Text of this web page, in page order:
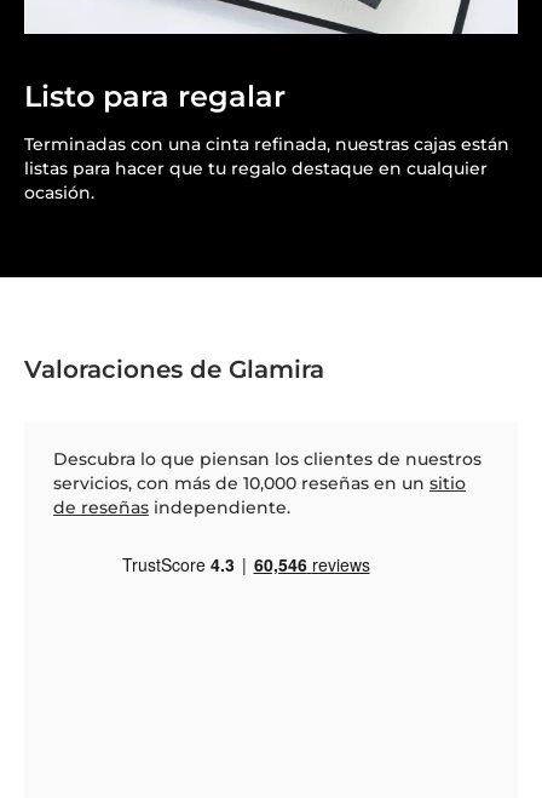
Listo para regalar
Terminadas con una cinta refinada, nuestras cajas están
listas para hacer que tu regalo destaque en cualquier
ocasión.
Valoraciones de Glamira
Descubra lo que piensan los clientes de nuestros
servicios, con más de 10,000 reseñas en un sitio
de reseñas independiente.